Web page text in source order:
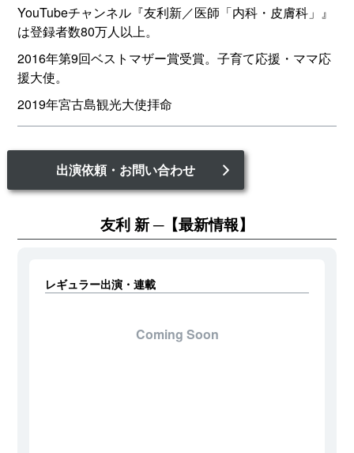
YouTubeチャンネル『友利新／医師「内科・皮膚科」』
は登録者数80万人以上。
2016年第9回ベストマザー賞受賞。子育て応援・ママ応
援大使。
2019年宮古島観光大使拝命
出演依頼・お問い合わせ
友利 新 【最新情報】
レギュラー出演・連載
Coming Soon